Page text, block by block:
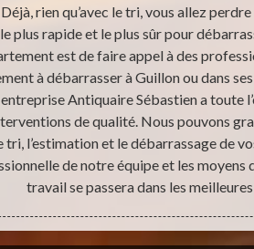
rien qu’avec le tri, vous allez
plus rapide et le plus sûr pour
est de faire appel à des
à débarrasser à Guillon ou dans
Antiquaire Sébastien a toute
de qualité. Nous pouvons
tri, l’estimation et le débarrassage de
de notre équipe et les moyens
travail se passera dans les